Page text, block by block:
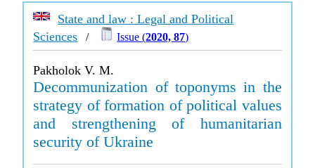
State and law : Legal and Political
Sciences / Issue (2020, 87)
Pakholok V. M.
Decommunization of toponyms in the
strategy of formation of political values
and strengthening of humanitarian
security of Ukraine